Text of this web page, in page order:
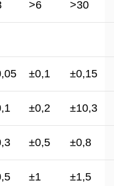
>6
>30
±0,1 ±0,15
±0,2 ±10,3
±0,5 ±0,8
±1 ±1,5